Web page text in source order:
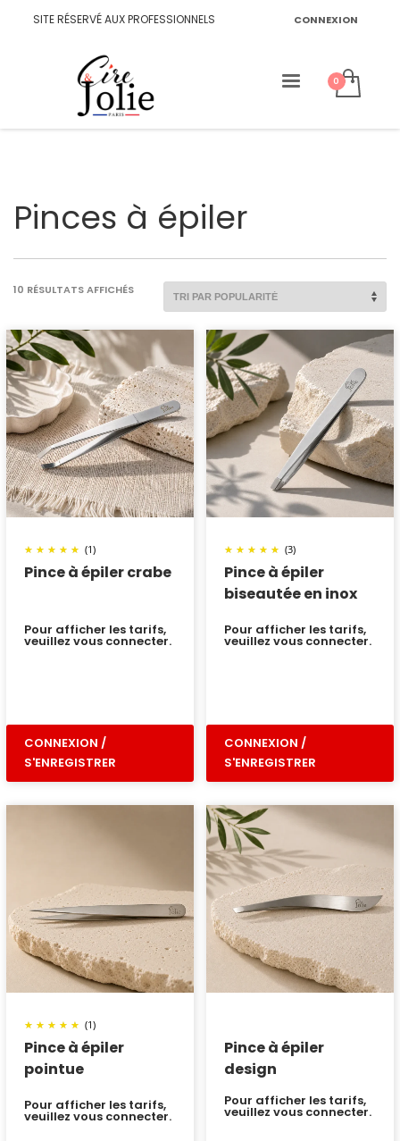
SITE RÉSERVÉ AUX PROFESSIONNELS CONNEXION
Pinces à épiler
10 RÉSULTATS AFFICHÉSTRIÉ
Pince à épiler crabe
(1)
Pour afficher les tarifs,
veuillez vous connecter.
CONNEXION /
S'ENREGISTRER
Pince à épiler
biseautée en inox
(3)
Pour afficher les tarifs,
veuillez vous connecter.
CONNEXION /
S'ENREGISTRER
Pince à épiler
pointue
(1)
Pour afficher les tarifs,
veuillez vous connecter.
Pince à épiler
design
Pour afficher les tarifs,
veuillez vous connecter.